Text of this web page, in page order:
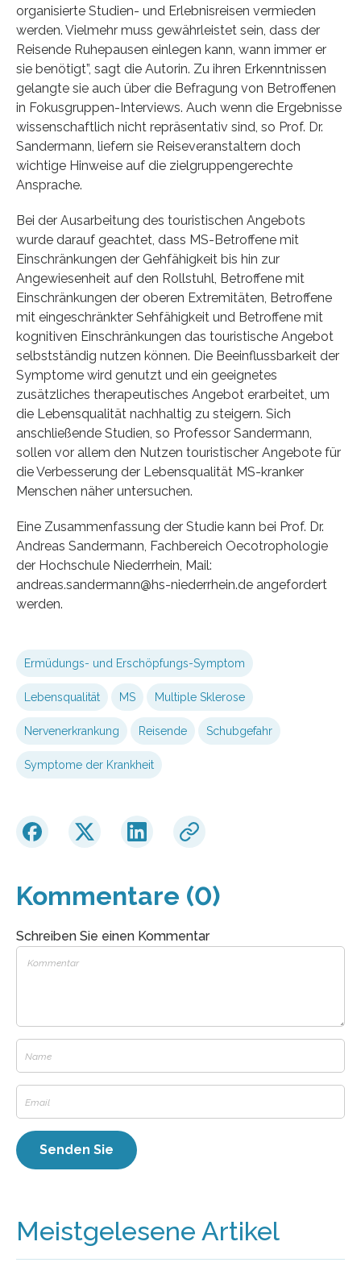
organisierte Studien- und Erlebnisreisen vermieden
werden. Vielmehr muss gewährleistet sein, dass der
Reisende Ruhepausen einlegen kann, wann immer er
sie benötigt”, sagt die Autorin. Zu ihren Erkenntnissen
gelangte sie auch über die Befragung von Betroffenen
in Fokusgruppen-Interviews. Auch wenn die Ergebnisse
wissenschaftlich nicht repräsentativ sind, so Prof. Dr.
Sandermann, liefern sie Reiseveranstaltern doch
wichtige Hinweise auf die zielgruppengerechte
Ansprache.
Bei der Ausarbeitung des touristischen Angebots
wurde darauf geachtet, dass MS-Betroffene mit
Einschränkungen der Gehfähigkeit bis hin zur
Angewiesenheit auf den Rollstuhl, Betroffene mit
Einschränkungen der oberen Extremitäten, Betroffene
mit eingeschränkter Sehfähigkeit und Betroffene mit
kognitiven Einschränkungen das touristische Angebot
selbstständig nutzen können. Die Beeinflussbarkeit der
Symptome wird genutzt und ein geeignetes
zusätzliches therapeutisches Angebot erarbeitet, um
die Lebensqualität nachhaltig zu steigern. Sich
anschließende Studien, so Professor Sandermann,
sollen vor allem den Nutzen touristischer Angebote für
die Verbesserung der Lebensqualität MS-kranker
Menschen näher untersuchen.
Eine Zusammenfassung der Studie kann bei Prof. Dr.
Andreas Sandermann, Fachbereich Oecotrophologie
der Hochschule Niederrhein, Mail:
andreas.sandermann@hs-niederrhein.de angefordert
werden.
Ermüdungs- und Erschöpfungs-Symptom
Lebensqualität MS Multiple Sklerose
Nervenerkrankung Reisende Schubgefahr
Symptome der Krankheit
Kommentare (0)
Schreiben Sie einen Kommentar
Meistgelesene Artikel